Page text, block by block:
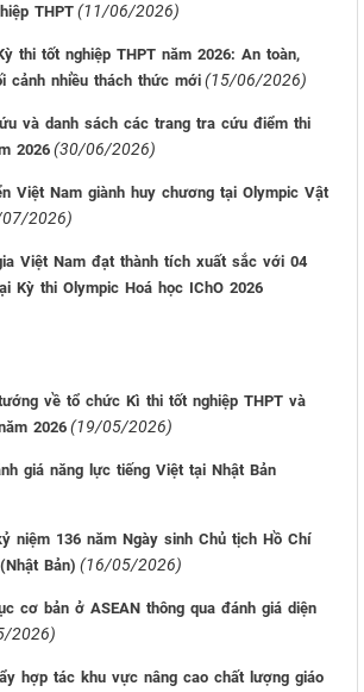
THPT (11/06/2026)
thi tốt nghiệp THPT năm 2026: An toàn,
cảnh nhiều thách thức mới (15/06/2026)
và danh sách các trang tra cứu điểm thi
2026 (30/06/2026)
Việt Nam giành huy chương tại Olympic Vật
2026)
Việt Nam đạt thành tích xuất sắc với 04
Kỳ thi Olympic Hoá học IChO 2026
về tổ chức Kì thi tốt nghiệp THPT và
2026 (19/05/2026)
giá năng lực tiếng Việt tại Nhật Bản
niệm 136 năm Ngày sinh Chủ tịch Hồ Chí
Bản) (16/05/2026)
cơ bản ở ASEAN thông qua đánh giá diện
2026)
hợp tác khu vực nâng cao chất lượng giáo